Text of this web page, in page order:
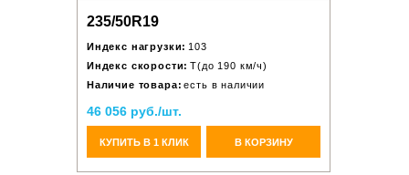
235/50R19
Индекс нагрузки: 103
Индекс скорости: T(до 190 км/ч)
Наличие товара: есть в наличии
46 056 руб./шт.
КУПИТЬ В 1 КЛИК В КОРЗИНУ